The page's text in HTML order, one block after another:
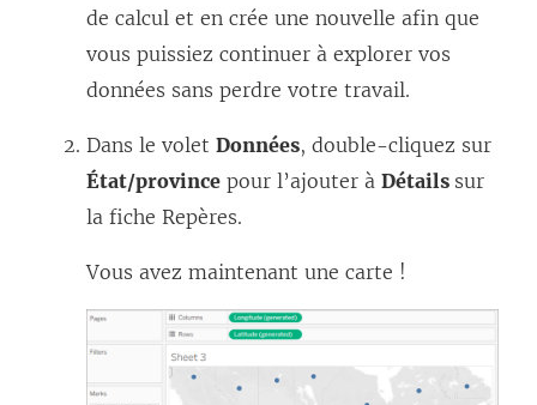
de calcul et en crée une nouvelle afin que
vous puissiez continuer à explorer vos
données sans perdre votre travail.
Dans le volet Données, double-cliquez sur
État/province pour l’ajouter à Détails sur
la fiche Repères.
Vous avez maintenant une carte !